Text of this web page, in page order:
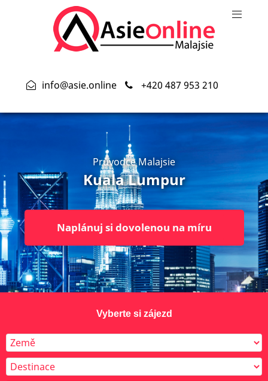
info@asie.online +420 487 953 210
Průvodce Malajsie
Kuala Lumpur
Vyberte si zájezd